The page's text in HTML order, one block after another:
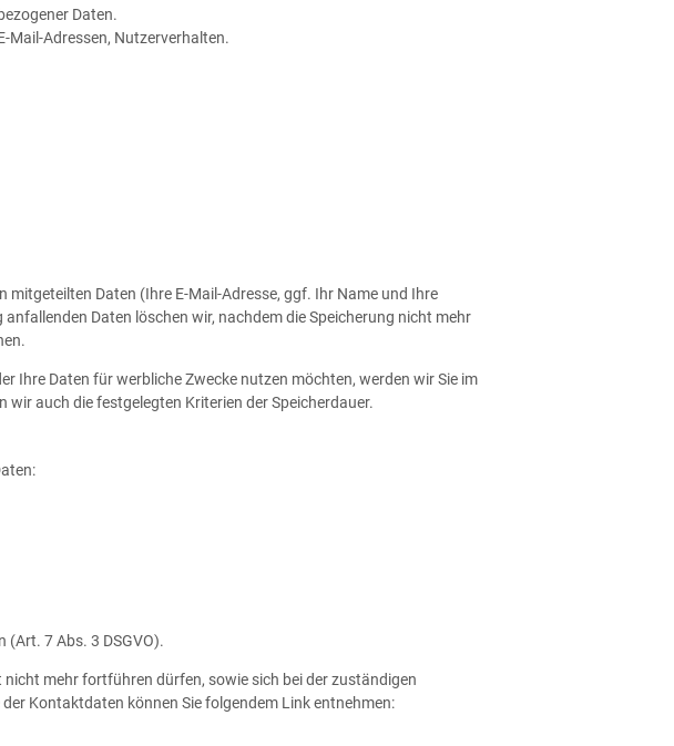
Daten.
Mail-Adressen, Nutzerverhalten.
Daten (Ihre E-Mail-Adresse, ggf. Ihr Name und Ihre
Daten löschen wir, nachdem die Speicherung nicht mehr
Ihre Daten für werbliche Zwecke nutzen möchten, werden wir Sie im
auch die festgelegten Kriterien der Speicherdauer.
(Art. 7 Abs. 3 DSGVO).
mehr fortführen dürfen, sowie sich bei der zuständigen
Kontaktdaten können Sie folgendem Link entnehmen: